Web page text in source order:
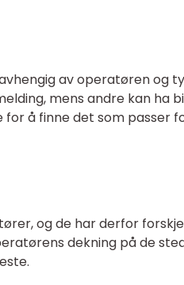
av operatøren og
mens andre kan ha
å finne det som passer
og de har derfor
dekning på de